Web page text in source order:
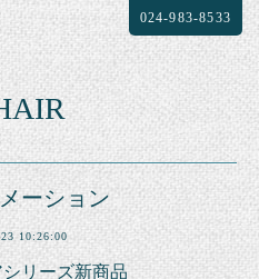
024-983-8533
ーション
10:26:00
リーズ新商品